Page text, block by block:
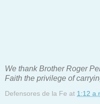
We thank Brother Roger
Faith the privilege of
Defensores de la Fe at 1:12